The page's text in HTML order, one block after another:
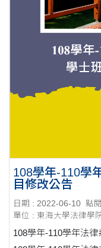
108學年-110學
目修改公告
日期 : 2022-06-10 點
單位 : 東海大學法律學
108學年-110學年法